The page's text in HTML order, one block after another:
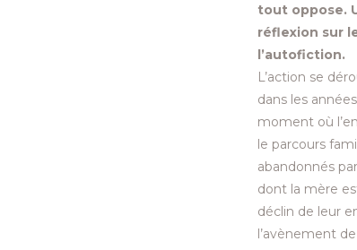
tout oppose.
réflexion sur
l’autofiction.
L’action se
dans les
moment où
le parcours
abandonnés
dont la mère
déclin de leur
l’avènement